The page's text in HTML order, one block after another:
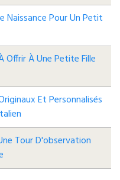
Naissance Pour Un Petit
Offrir À Une Petite Fille
Et Personnalisés
Tour D'observation